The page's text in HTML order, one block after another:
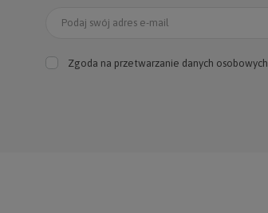
Podaj swój adres e-mail
Zgoda na przetwarzanie danych osobowych